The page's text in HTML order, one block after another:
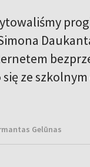
ze
Gelūnas